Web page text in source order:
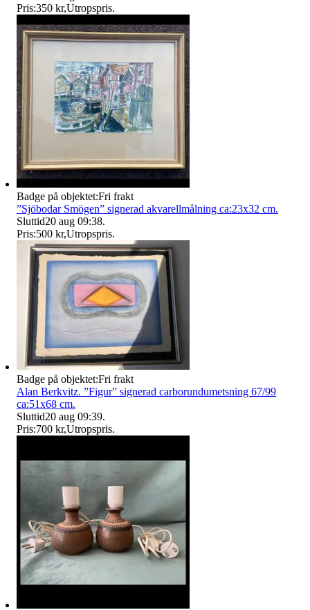
Pris:350 kr,Utropspris.
Badge på objektet:Fri frakt
”Sjöbodar Smögen” signerad akvarellmålning ca:23x32 cm.
Sluttid20 aug 09:38.
Pris:500 kr,Utropspris.
Badge på objektet:Fri frakt
Alan Berkvitz. ”Figur” signerad carborundumetsning 67/99
ca:51x68 cm.
Sluttid20 aug 09:39.
Pris:700 kr,Utropspris.